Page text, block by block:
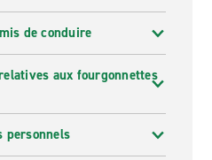
de conduire
aux fourgonnettes
personnels